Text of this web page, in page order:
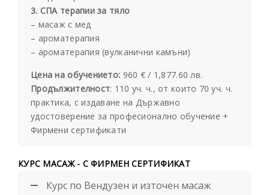
3. СПА терапии за тяло
– масаж с мед
– ароматерапия
– ароматерапия (вулканични камъни)
Цена на обучението: 960 € / 1,877.60 лв.
Продължителност: 110 уч. ч., от които 70 уч. ч.
практика, с издаване на Държавно
удостоверение за професионално обучение +
Фирмени сертификати
КУРС МАСАЖ - С ФИРМЕН СЕРТИФИКАТ
Курс по Вендузен и източен масаж